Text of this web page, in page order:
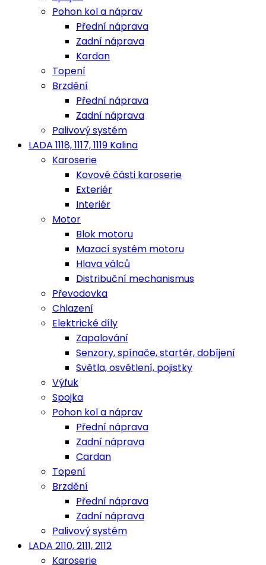
Pohon kol a náprav
Přední náprava
Zadní náprava
Kardan
Topení
Brzdění
Přední náprava
Zadní náprava
Palivový systém
LADA 1118, 1117, 1119 Kalina
Karoserie
Kovové části karoserie
Exteriér
Interiér
Motor
Blok motoru
Mazací systém motoru
Hlava válců
Distribuční mechanismus
Převodovka
Chlazení
Elektrické díly
Zapalování
Senzory, spínače, startér, dobíjení
Světla, osvětlení, pojistky
Výfuk
Spojka
Pohon kol a náprav
Přední náprava
Zadní náprava
Cardan
Topení
Brzdění
Přední náprava
Zadní náprava
Palivový systém
LADA 2110, 2111, 2112
Karoserie